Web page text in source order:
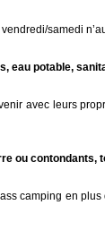
samedi
eau potable,
avec leurs
ou contondants,
camping en